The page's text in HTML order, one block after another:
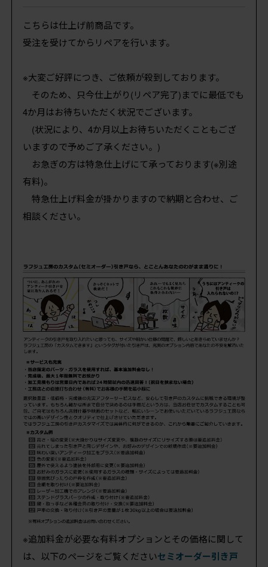
こちらは仕上げ前商品です。
受注を受けてからリペアを行います。
※大変ご好評につき、ご依頼が殺到しております。
そのため、只今仕上がり(リペア完了)までに最低でも
4か月はお待ちいただく状況でございます。
(状況により、4か月以上お待ちいただくこともござ
いますので予めご了承ください。)
お急ぎの方は特急仕上げにて承っております(※別途
有料)。
特急仕上げ料金が掛かりますので納期と合わせ、ご
相談ください。
※追加料金が必要な有料オプションとその価格に関して
は、以下のページをご覧くださいセミオーダー引き戸